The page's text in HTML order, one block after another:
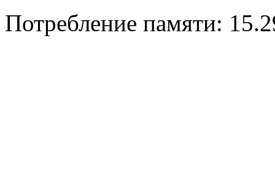
Потребление памяти: